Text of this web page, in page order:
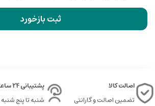
ثبت بازخورد
اصالت کالا
تضمین اصالت و گارانتی
پشتیبانی 24 ساعته
شنبه تا پنج شنبه